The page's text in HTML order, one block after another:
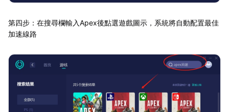
第四步：在搜尋欄輸入Apex後點選遊戲圖示，系統將自動配置最佳
加速線路